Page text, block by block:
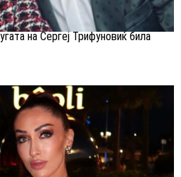
на Сергеј Трифуновиќ била